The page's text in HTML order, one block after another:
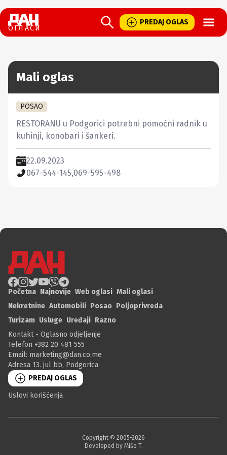
ОГЛАСИ
PREDAJ OGLAS
Mali oglas
POSAO
RESTORANU u Podgorici potrebni pomoćni radnik u
kuhinji, konobari i šankeri.
22.09.2023
067-544-145,069-595-498
Početna Najnovije Web oglasi Mali oglasi
Nekretnine Automobili Posao Poljoprivreda
Turizam Usluge Uređaji Razno
Kontakt - Oglasno odjeljenje
Telefon +382 20 481 555
Email: marketing@dan.co.me
Adresa 13. jul bb, Podgorica
PREDAJ OGLAS
Uslovi korišćenja
Copyright © 2005-2026
Developed by Mišo T.